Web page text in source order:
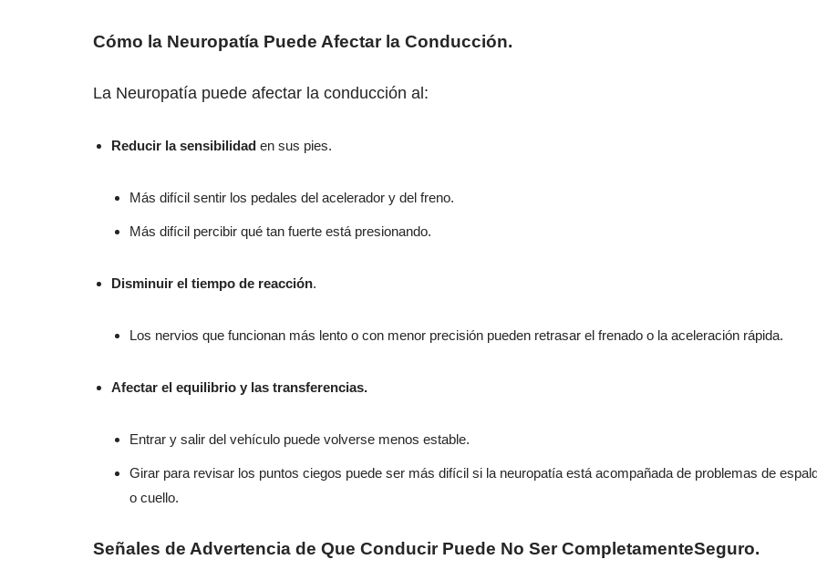
Cómo la Neuropatía Puede Afectar la Conducción.
La Neuropatía puede afectar la conducción al:
Reducir la sensibilidad en sus pies.
Más difícil sentir los pedales del acelerador y del freno.
Más difícil percibir qué tan fuerte está presionando.
Disminuir el tiempo de reacción.
Los nervios que funcionan más lento o con menor precisión pueden retrasar el frenado o la aceleración rápida.
Afectar el equilibrio y las transferencias.
Entrar y salir del vehículo puede volverse menos estable.
Girar para revisar los puntos ciegos puede ser más difícil si la neuropatía está acompañada de problemas de
o cuello.
Señales de Advertencia de Que Conducir Puede No Ser CompletamenteSeguro.